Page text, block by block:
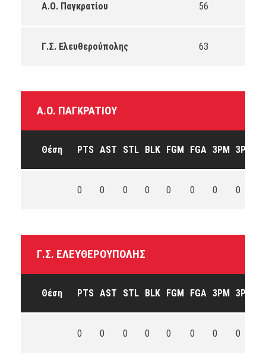
Α.Ο. Παγκρατίου 56
Γ.Σ. Ελευθερούπολης 63
Α.Ο. ΠΑΓΚΡΑΤΊΟΥ
Θέση PTS AST STL BLK FGM FGA 3PM 3PA
0 0 0 0 0 0 0 0
Γ.Σ. ΕΛΕΥΘΕΡΟΎΠΟΛΗΣ
Θέση PTS AST STL BLK FGM FGA 3PM 3PA
0 0 0 0 0 0 0 0